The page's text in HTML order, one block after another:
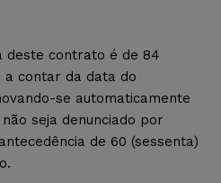
deste contrato é de 84
a contar da data do
se automaticamente
seja denunciado por
de 60 (sessenta)